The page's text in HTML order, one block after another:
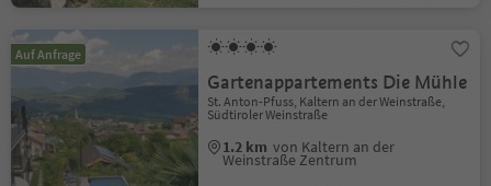
Auf Anfrage
Gartenappartements Die Mühle
St. Anton-Pfuss, Kaltern an der Weinstraße,
Südtiroler Weinstraße
1.2 km von Kaltern an der
Weinstraße Zentrum